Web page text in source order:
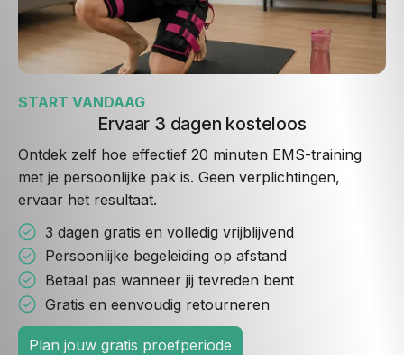
START VANDAAG
Ervaar 3 dagen kosteloos
Ontdek zelf hoe effectief 20 minuten EMS-training
met je persoonlijke pak is. Geen verplichtingen,
ervaar het resultaat.
3 dagen gratis en volledig vrijblijvend
Persoonlijke begeleiding op afstand
Betaal pas wanneer jij tevreden bent
Gratis en eenvoudig retourneren
Plan jouw gratis proefperiode